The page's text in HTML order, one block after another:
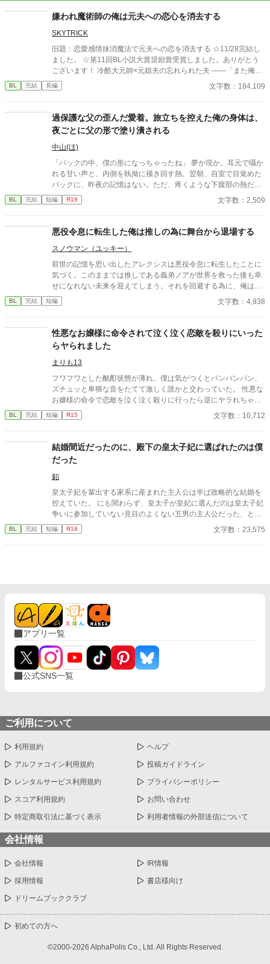
嫌われ魔術師の俺は元夫への恋心を消去する
SKYTRICK
旧題：恋愛感情抹消魔法で元夫への恋を消去する ☆11/28完結し
ました。 ☆第11回BL小説大賞奨励賞受賞しました。ありがとう
ございます！ 冷酷大元帥×元娼夫の忘れられた夫 ——「また俺を
好きになるって言ったのに、嘘つき」 元娼夫で現魔術師であるエ
ディことサラは五年ぶりに祖国・ファルンに帰国した。しかし暫
るロイ・オークランスの使者が元帥命令を掲げてサラの元へやっ
てくる。 ロイ・オークランスの名を知らぬ者は世界でもそうそう
いない。魔族の血を引くロイは人間から畏怖を大いに集めながら
も、大将として国防戦争に打ち勝ち、たった二十九歳で大元帥と
して全軍のトップに立っている。 その元帥命令の内容というの
は、五年前に最愛の妻を亡くしたロイを、魔族への本能的な恐怖
を感じないサラが慰めろというものだった。 ロイは妻であるリ
ネ・オークランスを亡くし、悲しみに苛まれている。あまりの辛
さで『奥様』に関する記憶すら忘却してしまったらしい。半ば強
い」 噂通り冷酷なロイの口からは罵詈雑言が放たれた。ロイは穢
らわしい娼夫を睨みつけ去ってしまう。使者らは最愛の妻を亡く
したロイを憐れむばかりで、まるでサラの様子を気にしていな
い。 誰も、サラこそが五年前に亡くなった『奥様』であり、最愛
のその人であるとは気付いていないようだった。 しかし、最大の
問題は元夫に存在を忘れられていることではない。 サラが未だに
ロイを愛しているという事実だ。 仕方なく、『恋愛感情抹消魔
なります！
BL 完結 長編 文字数：184,109
過保護な父の歪んだ愛着。旅立ちを控えた俺の身体は、
夜ごとに父の形で塗り潰される
中山(ほ)
「パックの中、僕の形になっちゃったね」 夢か現か。耳元で囁か
れる甘い声と、内側を執拗に掻き回す熱。翌朝、自室で目覚めた
パックに、昨夜の記憶はない。ただ、疼くような下腹部の熱だけ
が残っていた。 相談しようと向かった相手こそが、自分を侵食し
ている張本人だとも知らずに、パックは父の部屋の扉を開く。 こ
BL 完結 短編 R18 文字数：2,509
悪役令息に転生した俺は推しの為に舞台から退場する
スノウマン（ユッキー）
前世の記憶を思い出したアレクシスは悪役令息に転生したことに
気づく。このままでは推しである義弟ノアが世界を救った後も幸
せになれない未来を迎えてしまう。それを回避する為に、俺は舞
台から退場することを選んだ。全てを燃やし尽くす事で。 そんな
俺の行動によってノアが俺に執着することになるとも知らずに。
BL 完結 短編 文字数：4,938
性悪なお嬢様に命令されて泣く泣く恋敵を殺りにいった
らヤられました
まりも13
フワフワとした酩酊状態が薄れ、僕は気がつくとパンパンパン、
ズチュッと卑猥な音をたてて激しく誰かと交わっていた。 性悪な
お嬢様の命令で恋敵を泣く泣く殺りに行ったら逆にヤラれちゃっ
た、ちょっとアホな子の話です。 （ムーンライトノベルにも掲載
しています）
BL 完結 短編 R15 文字数：10,712
結婚間近だったのに、殿下の皇太子妃に選ばれたのは僕
だった
釦
皇太子妃を輩出する家系に産まれた主人公は半ば政略的な結婚を
控えていた。 にも関わらず、皇太子が皇妃に選んだのは皇太子妃
争いに参加していない見目のよくない五男の主人公だった、とい
うお話。
BL 完結 短編 R18 文字数：23,575
アプリ一覧
公式SNS一覧
ご利用について
利用規約 ヘルプ
アルファコイン利用規約 投稿ガイドライン
レンタルサービス利用規約 プライバシーポリシー
スコア利用規約 お問い合わせ
特定商取引法に基づく表示 利用者情報の外部送信について
会社情報
会社情報 IR情報
採用情報 書店様向け
ドリームブッククラブ
初めての方へ
©2000-2026 AlphaPolis Co., Ltd. All Rights Reserved.